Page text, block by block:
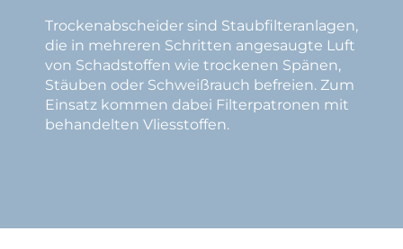
Trockenabscheider sind Staubfilteranlagen,
die in mehreren Schritten angesaugte Luft
von Schadstoffen wie trockenen Spänen,
Stäuben oder Schweißrauch befreien. Zum
Einsatz kommen dabei Filterpatronen mit
behandelten Vliesstoffen.